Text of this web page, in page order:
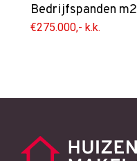
Bedrijfspanden m2
€275.000,- k.k.